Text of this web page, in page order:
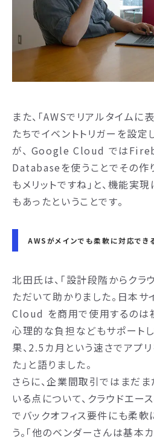
また、「AWSでリアルタイムに
たちでイベントトリガーを設
が、 Google Cloud では
Databaseを使うことでその作
もメリットですね」と、機能実
もあったということです。
AWSがメインでも柔軟に対応で
北田氏は、「設計段階からクラ
ただいて助かりました。日本
Cloud を商用で使用するのは
心理的な負担などもサポート
果、2.5カ月という速さでアプ
た」と語りました。
さらに、企業間取引ではまだ
いる点について、クラウドエー
でバックオフィス要件にも柔軟
う。「他のベンダーさんは基本